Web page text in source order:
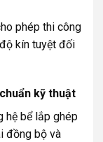
phép thi công
kín tuyệt đối
kỹ thuật
hệ bể lắp ghép
đồng bộ và